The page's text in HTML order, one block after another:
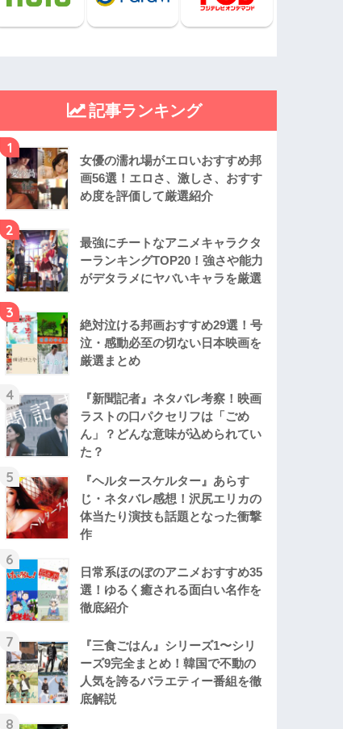
記事ランキング
1
女優の濡れ場がエロいおすすめ邦
画56選！エロさ、激しさ、おすす
め度を評価して厳選紹介
2
最強にチートなアニメキャラクタ
ーランキングTOP20！強さや能力
がデタラメにヤバいキャラを厳選
3
絶対泣ける邦画おすすめ29選！号
泣・感動必至の切ない日本映画を
厳選まとめ
4
『新聞記者』ネタバレ考察！映画
ラストの口パクセリフは「ごめ
ん」？どんな意味が込められてい
た？
5
『ヘルタースケルター』あらす
じ・ネタバレ感想！沢尻エリカの
体当たり演技も話題となった衝撃
作
6
日常系ほのぼのアニメおすすめ35
選！ゆるく癒される面白い名作を
徹底紹介
7
『三食ごはん』シリーズ1〜シリ
ーズ9完全まとめ！韓国で不動の
人気を誇るバラエティー番組を徹
底解説
8